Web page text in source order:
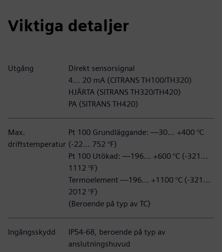
Viktiga detaljer
Utgång
Direkt sensorsignal
4... 20 mA (CITRANS TH100/TH320)
HJÄRTA (SITRANS TH320/TH420)
PA (SITRANS TH420)
Max.
driftstemperatur
Pt 100 Grundläggande: —30... +400 °C
(-22... 752 °F)
Pt 100 Utökad: —196... +600 °C (-321...
1112 °F)
Termoelement —196... +1100 °C (-321...
2012 °F)
(Beroende på typ av TC)
Ingångsskydd
IP54-68, beroende på typ av
anslutningshuvud